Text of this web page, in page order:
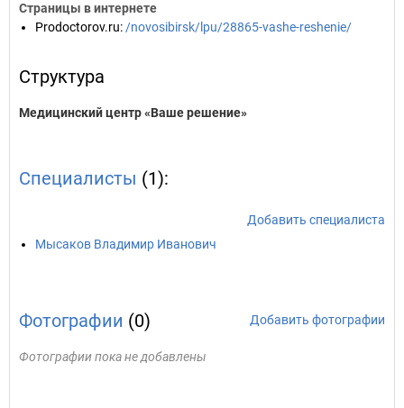
Страницы в интернете
Prodoctorov.ru: /novosibirsk/lpu/28865-vashe-reshenie/
Структура
Медицинский центр «Ваше решение»
Специалисты (1):
Добавить специалиста
Мысаков Владимир Иванович
Фотографии (0) Добавить фотографии
Фотографии пока не добавлены